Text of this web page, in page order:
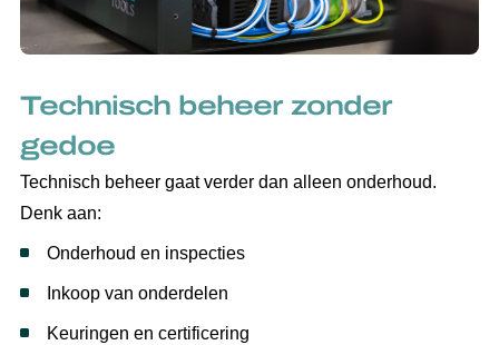
Technisch beheer zonder
gedoe
Technisch beheer gaat verder dan alleen onderhoud.
Denk aan:
Onderhoud en inspecties
Inkoop van onderdelen
Keuringen en certificering